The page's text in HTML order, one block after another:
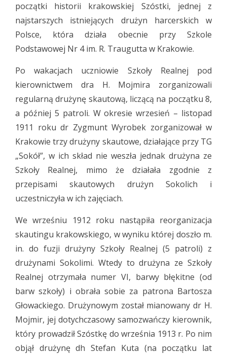
początki historii krakowskiej Szóstki, jednej z
najstarszych istniejących drużyn harcerskich w
Polsce, która działa obecnie przy Szkole
Podstawowej Nr 4 im. R. Traugutta w Krakowie.
Po wakacjach uczniowie Szkoły Realnej pod
kierownictwem dra H. Mojmira zorganizowali
regularną drużynę skautową, liczącą na początku 8,
a później 5 patroli. W okresie wrzesień – listopad
1911 roku dr Zygmunt Wyrobek zorganizował w
Krakowie trzy drużyny skautowe, działające przy TG
„Sokół”, w ich skład nie weszła jednak drużyna ze
Szkoły Realnej, mimo że działała zgodnie z
przepisami skautowych drużyn Sokolich i
uczestniczyła w ich zajęciach.
We wrześniu 1912 roku nastąpiła reorganizacja
skautingu krakowskiego, w wyniku której doszło m.
in. do fuzji drużyny Szkoły Realnej (5 patroli) z
drużynami Sokolimi. Wtedy to drużyna ze Szkoły
Realnej otrzymała numer VI, barwy błękitne (od
barw szkoły) i obrała sobie za patrona Bartosza
Głowackiego. Drużynowym został mianowany dr H.
Mojmir, jej dotychczasowy samozwańczy kierownik,
który prowadził Szóstkę do września 1913 r. Po nim
objął drużynę dh Stefan Kuta (na początku lat